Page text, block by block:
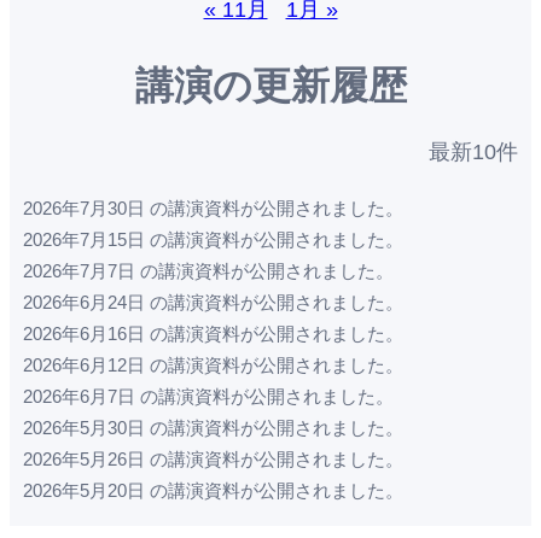
« 11月
1月 »
講演の更新履歴
最新10件
2026年7月30日 の講演資料が公開されました。
2026年7月15日 の講演資料が公開されました。
2026年7月7日 の講演資料が公開されました。
2026年6月24日 の講演資料が公開されました。
2026年6月16日 の講演資料が公開されました。
2026年6月12日 の講演資料が公開されました。
2026年6月7日 の講演資料が公開されました。
2026年5月30日 の講演資料が公開されました。
2026年5月26日 の講演資料が公開されました。
2026年5月20日 の講演資料が公開されました。